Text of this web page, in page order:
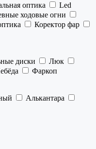
оптика
Led
ходовые огни
Коректор фар
диски
Люк
Фаркоп
Алькантара